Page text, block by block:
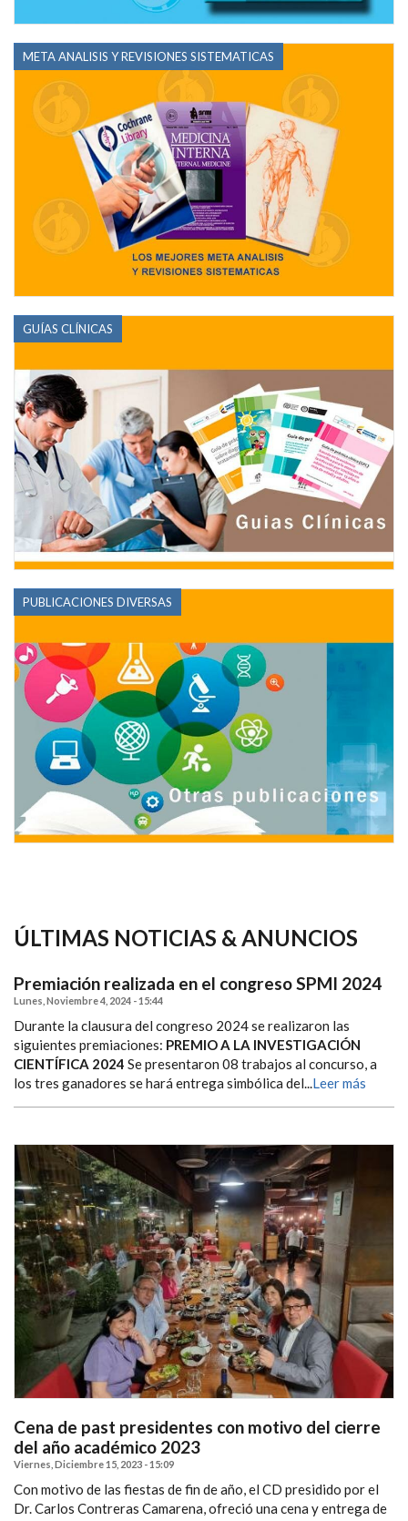
META ANALISIS Y REVISIONES SISTEMATICAS
GUÍAS CLÍNICAS
PUBLICACIONES DIVERSAS
ÚLTIMAS NOTICIAS & ANUNCIOS
Premiación realizada en el congreso SPMI 2024
Lunes, Noviembre 4, 2024 - 15:44
Durante la clausura del congreso 2024 se realizaron las
siguientes premiaciones: PREMIO A LA INVESTIGACIÓN
CIENTÍFICA 2024 Se presentaron 08 trabajos al concurso, a
los tres ganadores se hará entrega simbólica del...Leer más
Cena de past presidentes con motivo del cierre
del año académico 2023
Viernes, Diciembre 15, 2023 - 15:09
Con motivo de las fiestas de fin de año, el CD presidido por el
Dr. Carlos Contreras Camarena, ofreció una cena y entrega de